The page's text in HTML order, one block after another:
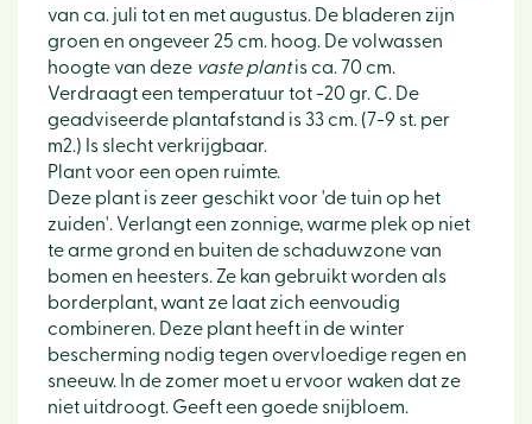
van ca. juli tot en met augustus. De bladeren zijn
groen en ongeveer 25 cm. hoog. De volwassen
hoogte van deze vaste plantis ca. 70 cm.
Verdraagt een temperatuur tot -20 gr. C. De
geadviseerde plantafstand is 33 cm. (7-9 st. per
m2.) Is slecht verkrijgbaar.
Plant voor een open ruimte.
Deze plant is zeer geschikt voor 'de tuin op het
zuiden'. Verlangt een zonnige, warme plek op niet
te arme grond en buiten de schaduwzone van
bomen en heesters. Ze kan gebruikt worden als
borderplant, want ze laat zich eenvoudig
combineren. Deze plant heeft in de winter
bescherming nodig tegen overvloedige regen en
sneeuw. In de zomer moet u ervoor waken dat ze
niet uitdroogt. Geeft een goede snijbloem.